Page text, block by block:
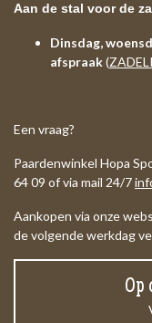
Aan de stal voor de
Dinsdag,
afspraak(
Een vraag?
Paardenwinkel Hopa
64 09 of via mail 24/7
Aankopen via onze
de volgende werkdag
Op